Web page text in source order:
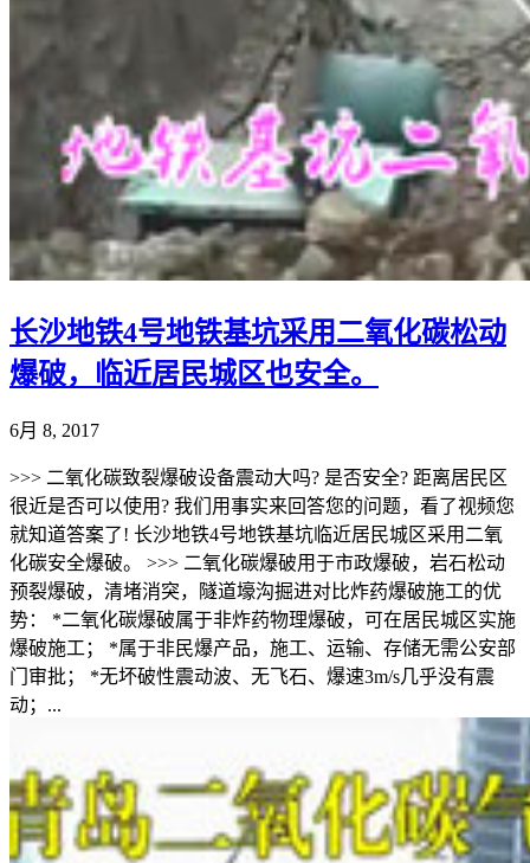
长沙地铁4号地铁基坑采用二氧化碳松动
爆破，临近居民城区也安全。
6月 8, 2017
>>> 二氧化碳致裂爆破设备震动大吗? 是否安全? 距离居民区
很近是否可以使用? 我们用事实来回答您的问题，看了视频您
就知道答案了! 长沙地铁4号地铁基坑临近居民城区采用二氧
化碳安全爆破。 >>> 二氧化碳爆破用于市政爆破，岩石松动
预裂爆破，清堵消突，隧道壕沟掘进对比炸药爆破施工的优
势： *二氧化碳爆破属于非炸药物理爆破，可在居民城区实施
爆破施工； *属于非民爆产品，施工、运输、存储无需公安部
门审批； *无坏破性震动波、无飞石、爆速3m/s几乎没有震
动；...